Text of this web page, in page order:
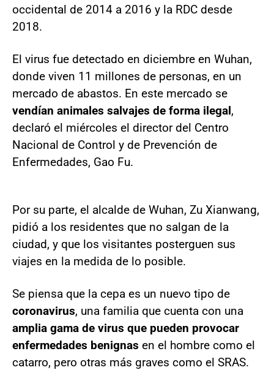
occidental de 2014 a 2016 y la RDC desde
2018.
El virus fue detectado en diciembre en Wuhan,
donde viven 11 millones de personas, en un
mercado de abastos. En este mercado se
vendían animales salvajes de forma ilegal,
declaró el miércoles el director del Centro
Nacional de Control y de Prevención de
Enfermedades, Gao Fu.
Por su parte, el alcalde de Wuhan, Zu Xianwang,
pidió a los residentes que no salgan de la
ciudad, y que los visitantes posterguen sus
viajes en la medida de lo posible.
Se piensa que la cepa es un nuevo tipo de
coronavirus, una familia que cuenta con una
amplia gama de virus que pueden provocar
enfermedades benignas en el hombre como el
catarro, pero otras más graves como el SRAS.